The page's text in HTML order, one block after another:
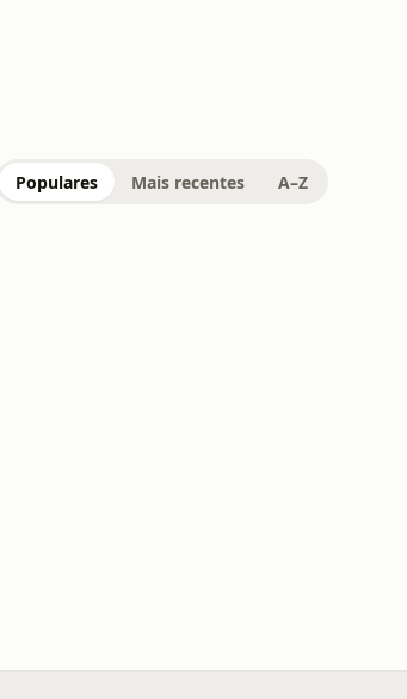
Populares Mais recentes A–Z